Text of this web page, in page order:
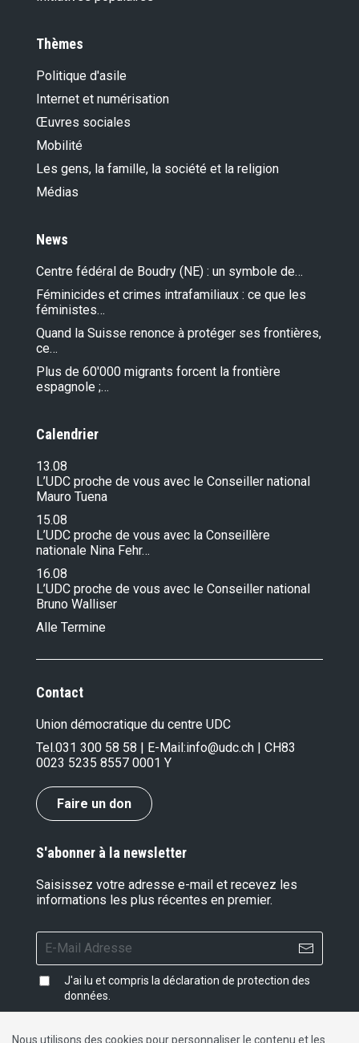
Thèmes
Politique d'asile
Internet et numérisation
Œuvres sociales
Mobilité
Les gens, la famille, la société et la religion
Médias
News
Centre fédéral de Boudry (NE) : un symbole de…
Féminicides et crimes intrafamiliaux : ce que les
féministes…
Quand la Suisse renonce à protéger ses frontières,
ce…
Plus de 60'000 migrants forcent la frontière
espagnole ;…
Calendrier
13.08
L’UDC proche de vous avec le Conseiller national
Mauro Tuena
15.08
L’UDC proche de vous avec la Conseillère
nationale Nina Fehr…
16.08
L’UDC proche de vous avec le Conseiller national
Bruno Walliser
Alle Termine
Contact
Union démocratique du centre UDC
Tel.031 300 58 58 | E-Mail:info@udc.ch | CH83
0023 5235 8557 0001 Y
Faire un don
S'abonner à la newsletter
Saisissez votre adresse e-mail et recevez les
informations les plus récentes en premier.
J'ai lu et compris la déclaration de protection des
données
Nous utilisons des cookies pour personnaliser le contenu et les